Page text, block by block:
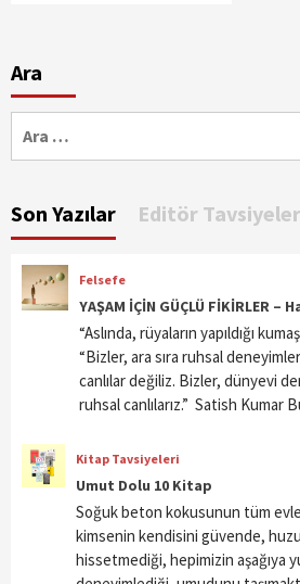
Ara
Son Yazılar Editör
Felsefe
YAŞAM İÇİN GÜÇLÜ FİKİRLER –
“Aslında, rüyaların yapıldığı
“Bizler, ara sıra ruhsal
canlılar değiliz. Bizler, dünyevi
ruhsal canlılarız.” Satish Kumar
Kitap Tavsiyeleri
Umut Dolu 10 Kitap
Soğuk beton kokusunun tüm
kimsenin kendisini güvende,
hissetmediği, hepimizin aşağıya